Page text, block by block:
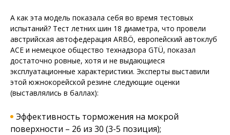
А как эта модель показала себя во время тестовых
испытаний? Тест летних шин 18 диаметра, что провели
австрийская автофедерация ARBÖ, европейский автоклуб
АСЕ и немецкое общество технадзора GTÜ, показал
достаточно ровные, хотя и не выдающиеся
эксплуатационные характеристики. Эксперты выставили
этой южнокорейской резине следующие оценки
(выставлялись в баллах):
Эффективность торможения на мокрой
поверхности – 26 из 30 (3-5 позиция);